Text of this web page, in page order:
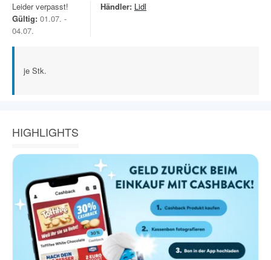
Leider verpasst!
Gültig: 01.07. -
04.07.
Händler: Lidl
je Stk.
HIGHLIGHTS